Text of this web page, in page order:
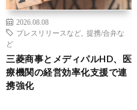
2026.08.08
プレスリリースなど
提携/合弁な
ど
三菱商事とメディパルHD、医
療機関の経営効率化支援で連
携強化